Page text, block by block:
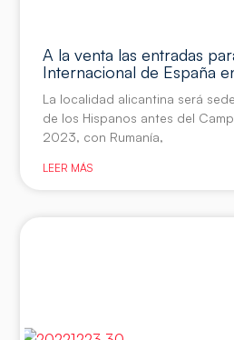
A la venta las entradas
Internacional de España
La localidad alicantina será
de los Hispanos antes del
2023, con Rumanía,
LEER MÁS